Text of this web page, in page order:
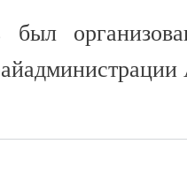
был